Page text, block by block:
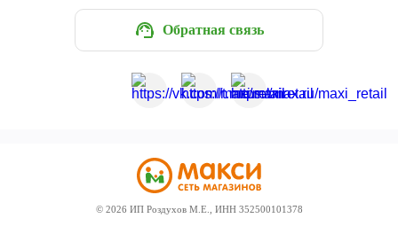
Обратная связь
© 2026 ИП Роздухов М.Е., ИНН 352500101378